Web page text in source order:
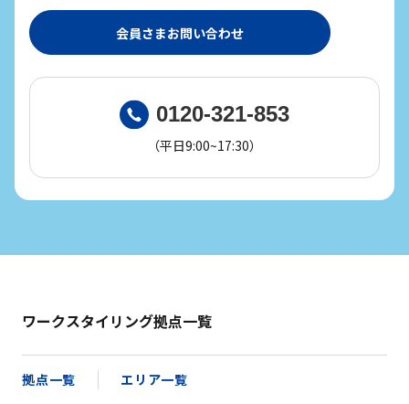
会員さまお問い合わせ
0120-321-853
（平日9:00~17:30）
ワークスタイリング拠点一覧
拠点一覧 エリア一覧